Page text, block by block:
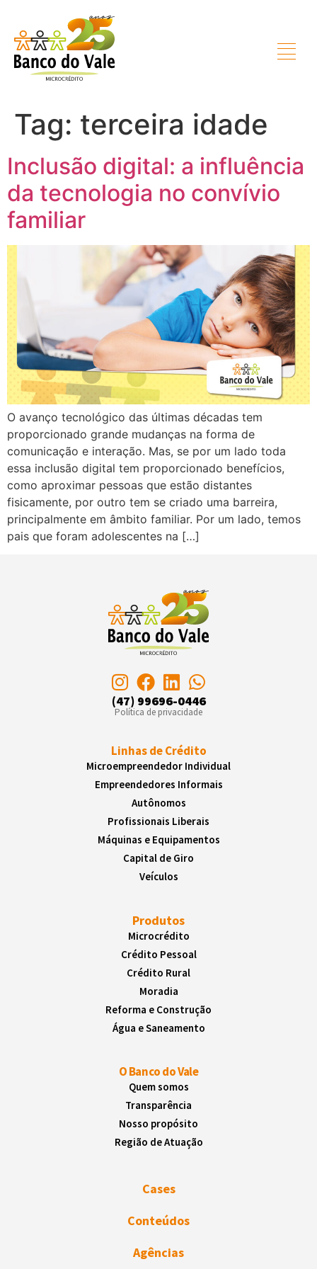
Tag: terceira idade
Inclusão digital: a influência
da tecnologia no convívio
familiar
O avanço tecnológico das últimas décadas tem
proporcionado grande mudanças na forma de
comunicação e interação. Mas, se por um lado toda
essa inclusão digital tem proporcionado benefícios,
como aproximar pessoas que estão distantes
fisicamente, por outro tem se criado uma barreira,
principalmente em âmbito familiar. Por um lado, temos
pais que foram adolescentes na […]
(47) 99696-0446
Política de privacidade
Linhas de Crédito
Microempreendedor Individual
Empreendedores Informais
Autônomos
Profissionais Liberais
Máquinas e Equipamentos
Capital de Giro
Veículos
Produtos
Microcrédito
Crédito Pessoal
Crédito Rural
Moradia
Reforma e Construção
Água e Saneamento
O Banco do Vale
Quem somos
Transparência
Nosso propósito
Região de Atuação
Cases
Conteúdos
Agências